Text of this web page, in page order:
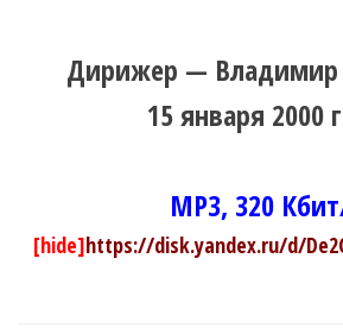
Дирижер — Владимир
15 января 2000
MP3, 320
[hide]https://disk.yandex.ru/d/